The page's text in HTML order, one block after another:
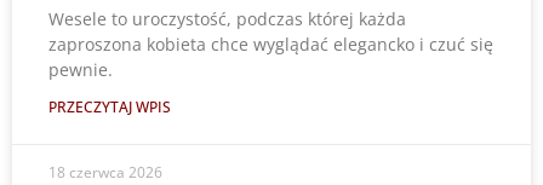
Wesele to uroczystość, podczas której każda
zaproszona kobieta chce wyglądać elegancko i czuć się
pewnie.
PRZECZYTAJ WPIS
18 czerwca 2026